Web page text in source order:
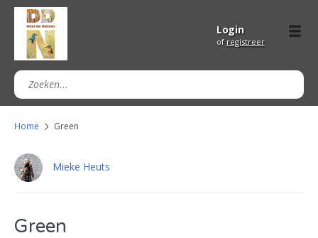
Login
of registreer
Home Green
Mieke Heuts
Green